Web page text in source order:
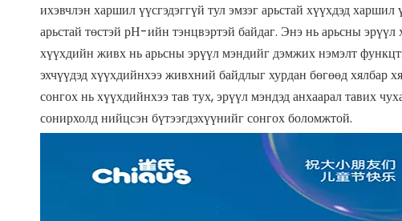
ихэвчлэн харшил үүсгэдэггүй тул эмзэг арьстай хүүхдэд
арьстай төстэй рН-ийн тэнцвэртэй байдаг. Энэ нь арьсны
хүүхдийн живх нь арьсны эрүүл мэндийг дэмжих нэмэлт
эхчүүдэд хүүхдийнхээ живхний байдлыг хурдан бөгөөд хялбар
сонгох нь хүүхдийнхээ тав тух, эрүүл мэндэд анхаарал тавих
сонирхолд нийцсэн бүтээгдэхүүнийг сонгох боломжтой.